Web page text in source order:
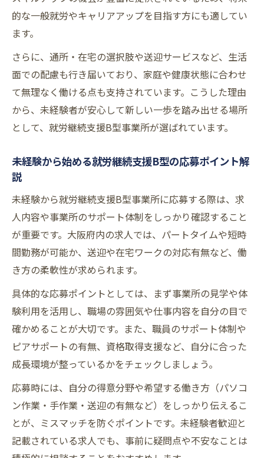
きついと感じる就労継続支援B型現場の実情
就労継続支援B型で職員が辞めたいと感じる
理由を分析
安心して働ける就労継続支援B型の職場環境
づくり
悩みを相談しやすい就労継続支援B型事業所
的な一般就労やキャリアアップを目指す方にも適してい
ます。
さらに、通所・在宅の選択肢や送迎サービスなど、生活
面での配慮も行き届いており、家庭や健康状態に合わせ
て無理なく働ける点も支持されています。こうした理由
から、未経験者が安心して新しい一歩を踏み出せる場所
として、就労継続支援B型事業所が選ばれています。
未経験から始める就労継続支援B型の応募ポイント解
説
未経験から就労継続支援B型事業所に応募する際は、求
人内容や事業所のサポート体制をしっかり確認すること
が重要です。大阪府内の求人では、パートタイムや短時
間勤務が可能か、送迎や在宅ワークの対応有無など、働
き方の柔軟性が求められます。
具体的な応募ポイントとしては、まず事業所の見学や体
験利用を活用し、職場の雰囲気や仕事内容を自分の目で
確かめることが大切です。また、職員のサポート体制や
ピアサポートの有無、資格取得支援など、自分に合った
成長環境が整っているかをチェックしましょう。
応募時には、自分の得意分野や希望する働き方（パソコ
ン作業・手作業・送迎の有無など）をしっかり伝えるこ
とが、ミスマッチを防ぐポイントです。未経験者歓迎と
記載されている求人でも、事前に疑問点や不安なことは